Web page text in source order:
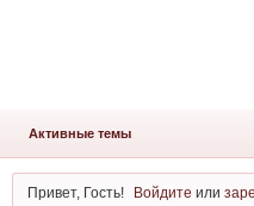
Активные темы
Привет, Гость! Войдите или